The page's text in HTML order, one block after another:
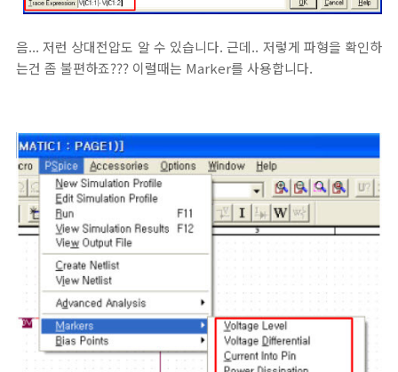
음... 저런 상대전압도 알 수 있습니다. 근데.. 저렇게 파형을 확인하
는건 좀 불편하죠??? 이럴때는 Marker를 사용합니다.